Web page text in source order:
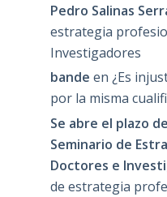
Pedro Salinas
estrategia
Investigadores
bande en ¿Es
por la misma
Se abre el plazo
Seminario de
Doctores e
de estrategia